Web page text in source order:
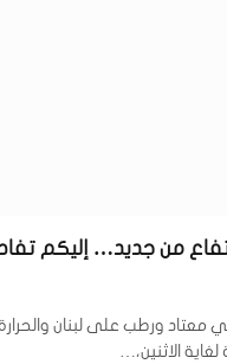
ارتفاع من جديد… إليكم
ورطب على لبنان
الاثنين،…